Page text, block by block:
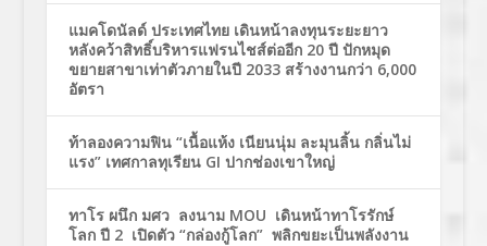
แมคโดนัลด์ ประเทศไทย เดินหน้าลงทุนระยะยาว
หลังคว้าสิทธิ์บริหารแฟรนไชส์ต่ออีก 20 ปี ปักหมุด
ขยายสาขาเท่าตัวภายในปี 2033 สร้างงานกว่า 6,000
อัตรา
ท้าลองความฟิน “เนื้อแห้ง เนียนนุ่ม ละมุนลิ้น กลิ่นไม่
แรง” เทศกาลทุเรียน GI ปากช่องเขาใหญ่
ทาโร ผนึก มศว ลงนาม MOU เดินหน้าทาโรรักษ์
โลก ปี 2 เปิดตัว “กล่องกู้โลก” พลิกขยะเป็นพลังงาน